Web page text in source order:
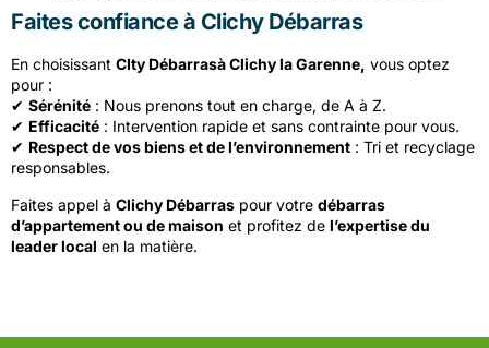
Faites confiance à Clichy Débarras
En choisissant CIty Débarrasà Clichy la Garenne, vous optez
pour :
✔ Sérénité : Nous prenons tout en charge, de A à Z.
✔ Efficacité : Intervention rapide et sans contrainte pour vous.
✔ Respect de vos biens et de l’environnement : Tri et recyclage
responsables.
Faites appel à Clichy Débarras pour votre débarras
d’appartement ou de maison et profitez de l’expertise du
leader local en la matière.